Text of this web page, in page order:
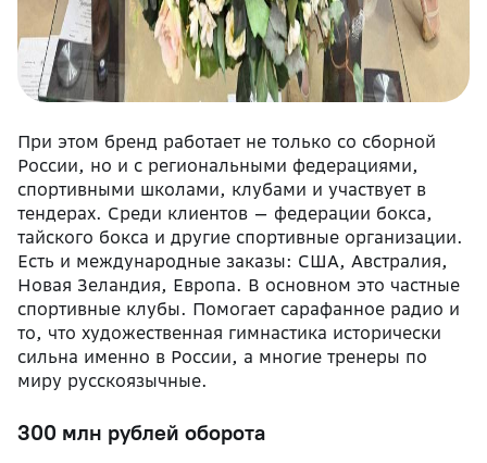
При этом бренд работает не только со сборной
России, но и с региональными федерациями,
спортивными школами, клубами и участвует в
тендерах. Среди клиентов — федерации бокса,
тайского бокса и другие спортивные организации.
Есть и международные заказы: США, Австралия,
Новая Зеландия, Европа. В основном это частные
спортивные клубы. Помогает сарафанное радио и
то, что художественная гимнастика исторически
сильна именно в России, а многие тренеры по
миру русскоязычные.
300 млн рублей оборота